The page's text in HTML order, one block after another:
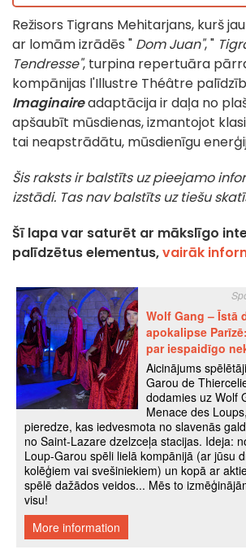
Režisors Tigrans Mehitarjans, kurš
ar lomām izrādēs " Dom Juan", "
Tendresse", turpina repertuāra
kompānijas l'Illustre Théâtre
Imaginaireadaptācija ir daļa no
apšaubīt mūsdienas, izmantojot
tai neapstrādātu, mūsdienīgu
Šis raksts ir balstīts uz pieejamo
izstādi. Tas nav balstīts uz tiešu
Šī lapa var saturēt ar mākslīgo
palīdzētus elementus,vairāk